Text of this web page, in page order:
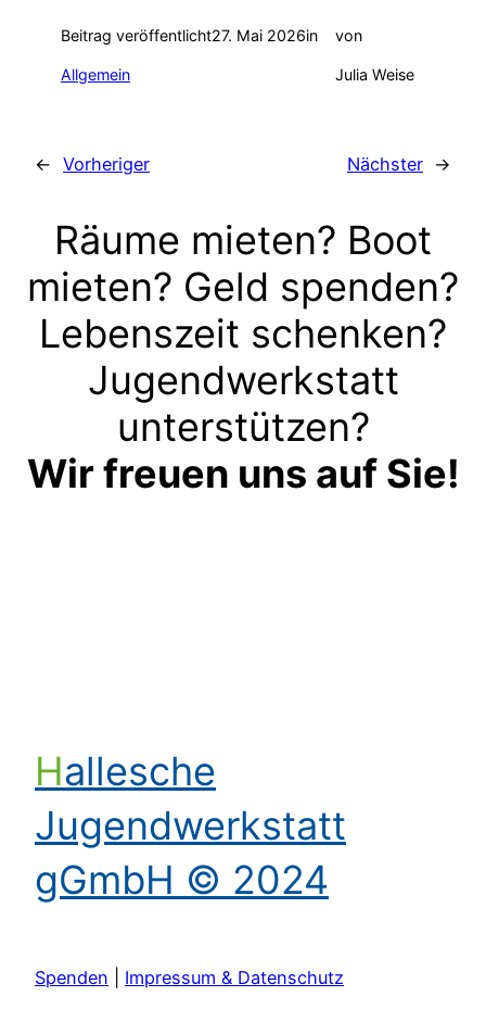
Beitrag veröffentlicht27. Mai 2026in
Allgemein
von
Julia Weise
← Vorheriger Nächster →
Räume mieten? Boot
mieten? Geld spenden?
Lebenszeit schenken?
Jugendwerkstatt
unterstützen?
Wir freuen uns auf Sie!
Hallesche
Jugendwerkstatt
gGmbH © 2024
Spenden Impressum & Datenschutz